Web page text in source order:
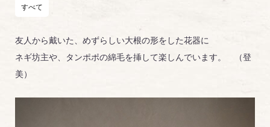
すべて
友人から戴いた、めずらしい大根の形をした花器に
ネギ坊主や、タンポポの綿毛を挿して楽しんでいます。 （登
美）